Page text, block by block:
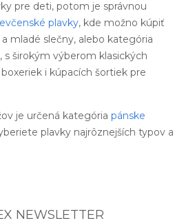
pre deti, potom je správnou
plavky, kde možno kúpiť
mladé slečny, alebo kategória
, s širokým výberom klasických
i kúpacích šortiek pre
je určená kategória pánske
plavky najrôznejších typov a
NEWSLETTER